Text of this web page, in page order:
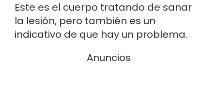
Este es el cuerpo tratando de sanar
la lesión, pero también es un
indicativo de que hay un problema.
Anuncios